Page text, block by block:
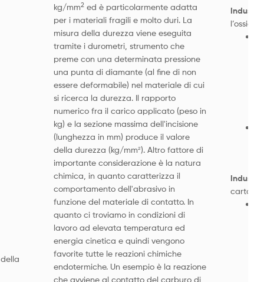
kg/mm2ed è particolarmente adatta
per i materiali fragili e molto duri. La
misura della durezza viene eseguita
tramite i durometri, strumento che
preme con una determinata pressione
una punta di diamante (al fine di non
essere deformabile) nel materiale di cui
si ricerca la durezza. Il rapporto
numerico fra il carico applicato (peso in
kg) e la sezione massima dell'incisione
(lunghezza in mm) produce il valore
della durezza (kg/mm²). Altro fattore di
importante considerazione è la natura
chimica, in quanto caratterizza il
comportamento dell'abrasivo in
funzione del materiale di contatto. In
quanto ci troviamo in condizioni di
lavoro ad elevata temperatura ed
energia cinetica e quindi vengono
favorite tutte le reazioni chimiche
endotermiche. Un esempio è la reazione
che avviene al contatto del carburo di
carta,